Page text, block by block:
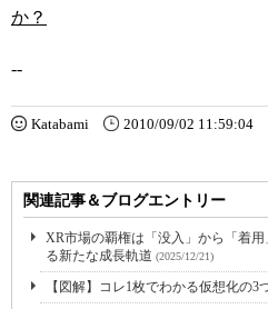
か？
--
Katabami 2010/09/02 11:59:04
関連記事＆ブログエントリー
XR市場の覇権は「没入」から「着
る新たな成長軌道 (2025/12/21)
【図解】コレ1枚でわかる仮想化の3